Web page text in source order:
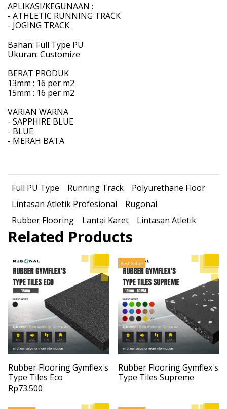
APLIKASI/KEGUNAAN :
- ATHLETIC RUNNING TRACK
- JOGING TRACK
Bahan: Full Type PU
Ukuran: Customize
BERAT PRODUK
13mm : 16 per m2
15mm : 16 per m2
VARIAN WARNA
- SAPPHIRE BLUE
- BLUE
- MERAH BATA
Full PU Type Running Track
Polyurethane Floor
Lintasan Atletik Profesional
Rugonal
Rubber Flooring
Lantai Karet Lintasan Atletik
Related Products
Rubber Flooring Gymflex's
Type Tiles Eco
Rp73.500
Best Seller
Rubber Flooring Gymflex's
Type Tiles Supreme